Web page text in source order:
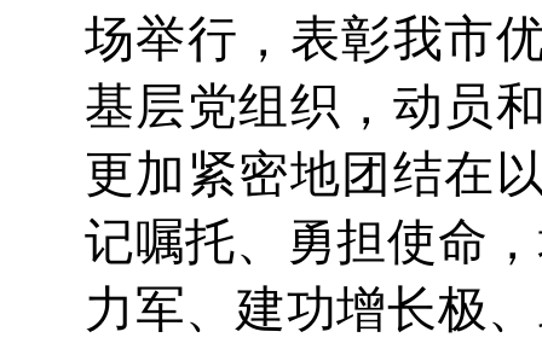
场举行，表彰我市
基层党组织，动员
更加紧密地团结在
记嘱托、勇担使命
力军、建功增长极